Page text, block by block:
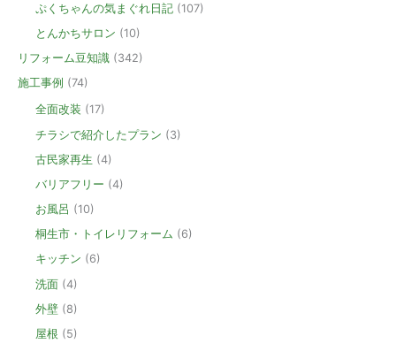
ぷくちゃんの気まぐれ日記 (107)
とんかちサロン (10)
リフォーム豆知識 (342)
施工事例 (74)
全面改装 (17)
チラシで紹介したプラン (3)
古民家再生 (4)
バリアフリー (4)
お風呂 (10)
桐生市・トイレリフォーム (6)
キッチン (6)
洗面 (4)
外壁 (8)
屋根 (5)